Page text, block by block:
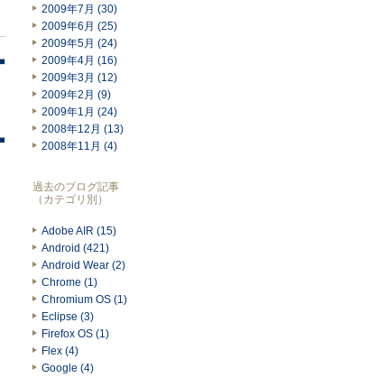
2009年7月 (30)
2009年6月 (25)
2009年5月 (24)
2009年4月 (16)
2009年3月 (12)
2009年2月 (9)
2009年1月 (24)
2008年12月 (13)
2008年11月 (4)
過去のブログ記事
（カテゴリ別）
Adobe AIR (15)
Android (421)
Android Wear (2)
Chrome (1)
Chromium OS (1)
Eclipse (3)
Firefox OS (1)
Flex (4)
Google (4)